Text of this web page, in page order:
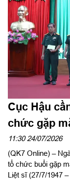
Cục Hậu
chức gặp
ngày
11:30 24/07/2026
(QK7 Online) –
tổ chức buổi gặp
Liệt sĩ (27/7/1947